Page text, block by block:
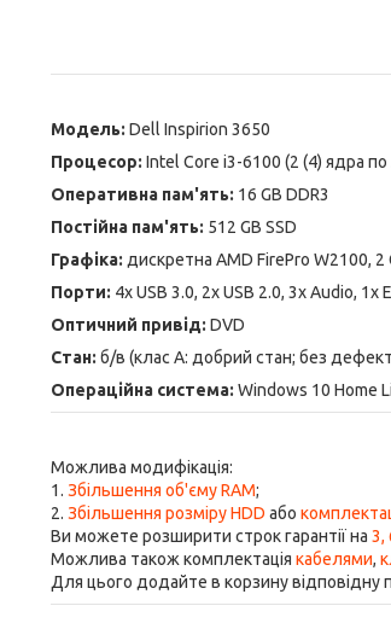
Модель: Dell Inspirion 3650
Процесор: Intel Core i3-6100 (2 (4) ядра по
Оперативна пам'ять: 16 GB DDR3
Постійна пам'ять: 512 GB SSD
Графіка: дискретна AMD FirePro W2100, 2
Порти: 4x USB 3.0, 2x USB 2.0, 3x Audio,
Оптичний привід: DVD
Стан: б/в (клас А: добрий стан; без
Операційна система: Windows 10 Home
Можлива модифікація:
1. Збільшення об'єму RAM;
2. Збільшення розміру HDD або
Ви можете розширити строк гарантії на 3,
Можлива також комплектація кабелями,
Для цього додайте в корзину відповідну